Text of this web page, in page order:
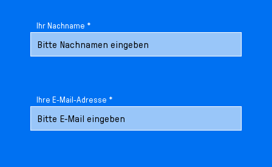
Ihr Nachname *
Ihre E-Mail-Adresse *